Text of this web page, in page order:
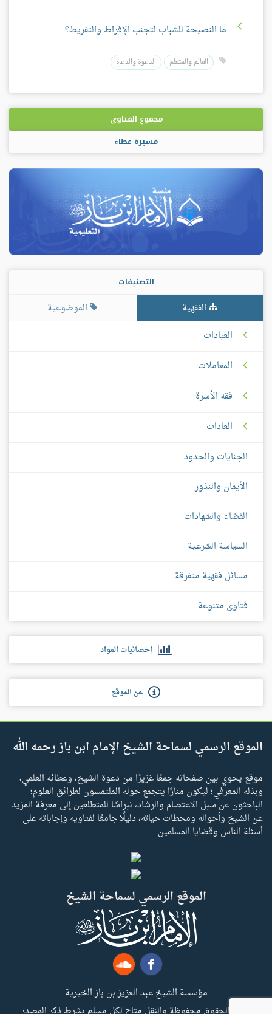
ما النصيحة للشباب لتجنب الإفراط والتفريط؟
العالم والمتعلم الدعوة والدعاة
مجموع الفتاوى
مسيرة عطاء
التصنيفات
الفقهية
الموضوعية
العبادات
المعاملات
فقه الأسرة
العادات
الجنايات والحدود
الأيمان والنذور
القضاء والشهادات
السياسة الشرعية
مسائل فقهية متفرقة
فتاوى متنوعة
إحصائيات المواد
عن الموقع
الموقع الرسمي لسماحة الشيخ الإمام ابن باز رحمه الله
موقع يحوي بين صفحاته جمعًا غزيرًا من دعوة الشيخ، وعطائه العلمي،
وبذله المعرفي؛ ليكون منارًا يتجمع حوله الملتمسون لطرائق العلوم؛
الباحثون عن سبل الاعتصام والرشاد، نبراسًا للمتطلعين إلى معرفة المزيد
عن الشيخ وأحواله ومحطات حياته، دليلًا جامعًا لفتاويه وإجاباته على
أسئلة الناس وقضايا المسلمين.
الموقع الرسمي لسماحة الشيخ
مؤسسة الشيخ عبد العزيز بن باز الخيرية